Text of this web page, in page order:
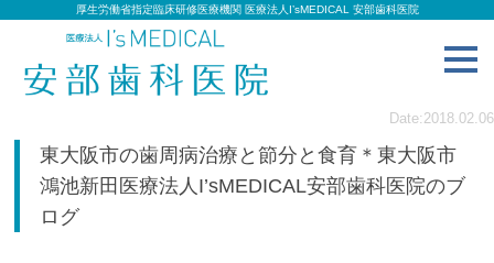
厚生労働省指定臨床研修医療機関 医療法人I’sMEDICAL 安部歯科医院
Date:2018.02.06
東大阪市の歯周病治療と節分と食育＊東大阪市
鴻池新田医療法人I’sMEDICAL安部歯科医院のブ
ログ